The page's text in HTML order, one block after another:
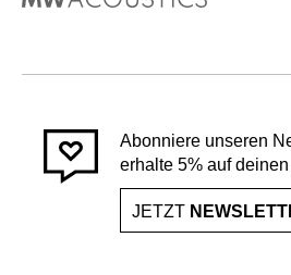
Abonniere unseren
erhalte 5% auf
JETZT